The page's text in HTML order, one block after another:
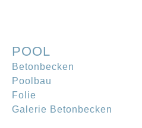
POOL
Betonbecken
Poolbau
Folie
Galerie Betonbecken